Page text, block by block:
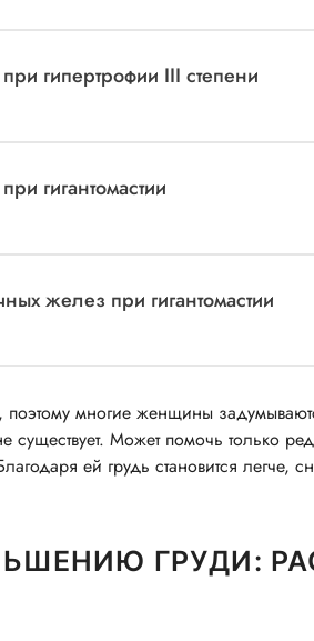
гипертрофии III степени
гигантомастии
желез при гигантомастии
многие женщины
существует. Может помочь только
ей грудь становится легче,
ГРУДИ: